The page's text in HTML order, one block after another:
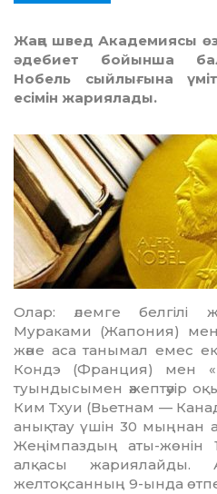
Жаңа швед Академиясы
әдебиет бойынша
Нобель сыйлығына
есімін жариялады.
Олар: әлемге белгілі
Мураками (Жапония)
және аса таны­мал емес
Кондэ (Франция) мен
туындысымен әжептәуір
Ким Тхуи (Вьетнам —
анықтау үшін 30 мыңнан
Жеңімпаздың аты-жөнін
алқасы жариялайды.
желтоқсанның 9-ында